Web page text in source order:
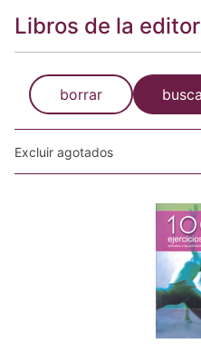
Libros de la
borrar
Excluir agotados